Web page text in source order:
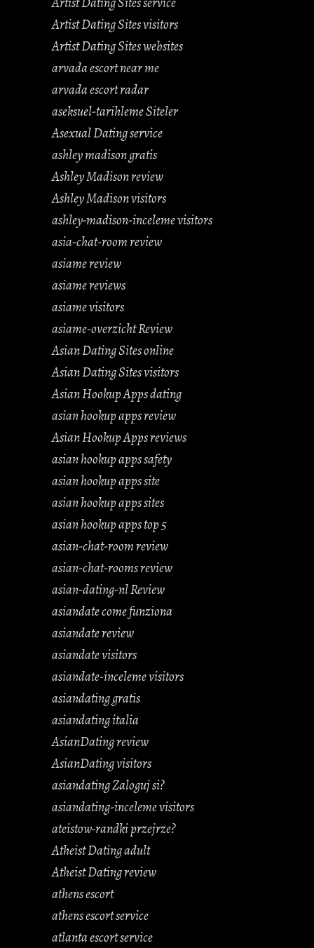
Artist Dating Sites visitors
Artist Dating Sites websites
arvada escort near me
arvada escort radar
aseksuel-tarihleme Siteler
Asexual Dating service
ashley madison gratis
Ashley Madison review
Ashley Madison visitors
ashley-madison-inceleme visitors
asia-chat-room review
asiame review
asiame reviews
asiame visitors
asiame-overzicht Review
Asian Dating Sites online
Asian Dating Sites visitors
Asian Hookup Apps dating
asian hookup apps review
Asian Hookup Apps reviews
asian hookup apps safety
asian hookup apps site
asian hookup apps sites
asian hookup apps top 5
asian-chat-room review
asian-chat-rooms review
asian-dating-nl Review
asiandate come funziona
asiandate review
asiandate visitors
asiandate-inceleme visitors
asiandating gratis
asiandating italia
AsianDating review
AsianDating visitors
asiandating Zaloguj si?
asiandating-inceleme visitors
ateistow-randki przejrze?
Atheist Dating adult
Atheist Dating review
athens escort
athens escort service
atlanta escort service